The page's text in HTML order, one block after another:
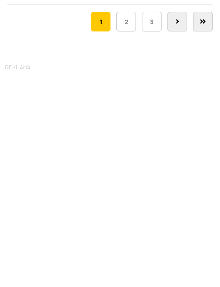
śmigłowców LPR
1 2 3
REKLAMA